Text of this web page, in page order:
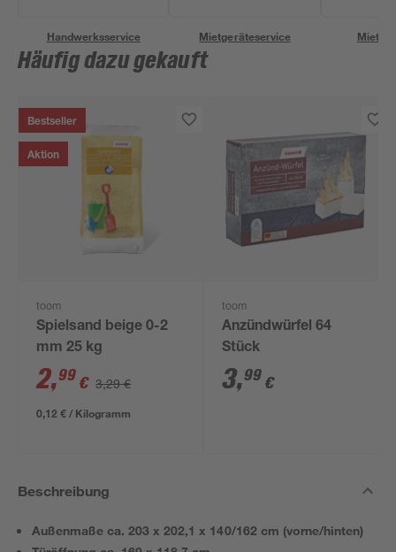
Handwerksservice Mietgeräteservice
Häufig dazu gekauft
Bestseller
Aktion
toom
Spielsand beige 0-2
mm 25 kg
2,99 € 3,29 €
0,12 € / Kilogramm
toom
Anzündwürfel 64
Stück
3,99 €
Beschreibung
Außenmaße ca. 203 x 202,1 x 140/162 cm (vorne/hinten)